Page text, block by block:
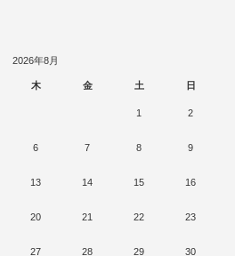
2026年8月
木 金 土 日
1 2
6 7 8 9
13 14 15 16
20 21 22 23
27 28 29 30